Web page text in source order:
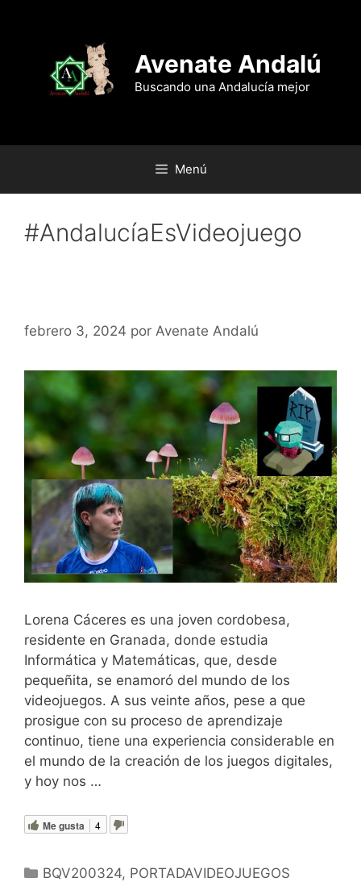
Avenate Andalú
Buscando una Andalucía mejor
Menú
#AndalucíaEsVideojuego
febrero 3, 2024 por Avenate Andalú
Lorena Cáceres es una joven cordobesa,
residente en Granada, donde estudia
Informática y Matemáticas, que, desde
pequeñita, se enamoró del mundo de los
videojuegos. A sus veinte años, pese a que
prosigue con su proceso de aprendizaje
continuo, tiene una experiencia considerable en
el mundo de la creación de los juegos digitales,
y hoy nos …
Me gusta 4
Categorías
BQV200324, PORTADAVIDEOJUEGOS